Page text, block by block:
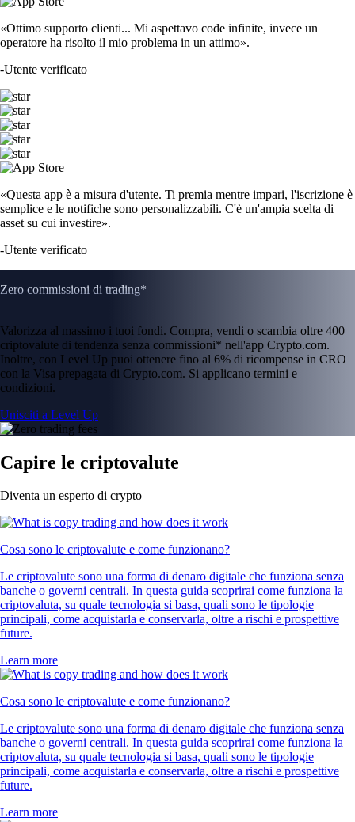
«Ottimo supporto clienti... Mi aspettavo code infinite, invece un
operatore ha risolto il mio problema in un attimo».
-Utente verificato
«Questa app è a misura d'utente. Ti premia mentre impari, l'iscrizione è
semplice e le notifiche sono personalizzabili. C'è un'ampia scelta di
asset su cui investire».
-Utente verificato
Zero commissioni di trading*
Valorizza al massimo i tuoi fondi. Compra, vendi o scambia oltre 400
criptovalute di tendenza senza commissioni* nell'app Crypto.com.
Inoltre, con Level Up puoi ottenere fino al 6% di ricompense in CRO
con la Visa prepagata di Crypto.com. Si applicano termini e
condizioni.
Unisciti a Level Up
Capire le criptovalute
Diventa un esperto di crypto
Cosa sono le criptovalute e come funzionano?
Le criptovalute sono una forma di denaro digitale che funziona senza
banche o governi centrali. In questa guida scoprirai come funziona la
criptovaluta, su quale tecnologia si basa, quali sono le tipologie
principali, come acquistarla e conservarla, oltre a rischi e prospettive
future.
Learn more
Cosa sono le criptovalute e come funzionano?
Le criptovalute sono una forma di denaro digitale che funziona senza
banche o governi centrali. In questa guida scoprirai come funziona la
criptovaluta, su quale tecnologia si basa, quali sono le tipologie
principali, come acquistarla e conservarla, oltre a rischi e prospettive
future.
Learn more